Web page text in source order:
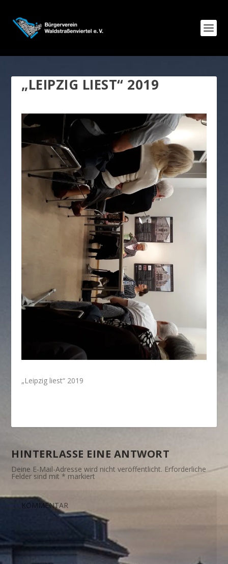
„LEIPZIG LIEST“ 2019
„Leipzig liest“ 2019
HINTERLASSE EINE ANTWORT
Deine E-Mail-Adresse wird nicht veröffentlicht. Erforderliche
Felder sind mit * markiert